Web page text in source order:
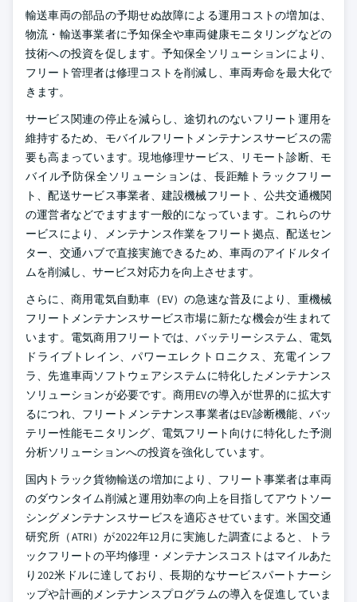
輸送車両の部品の予期せぬ故障による運用コストの増加は、
物流・輸送事業者に予知保全や車両健康モニタリングなどの
技術への投資を促します。予知保全ソリューションにより、
フリート管理者は修理コストを削減し、車両寿命を最大化で
きます。
サービス関連の停止を減らし、途切れのないフリート運用を
維持するため、モバイルフリートメンテナンスサービスの需
要も高まっています。現地修理サービス、リモート診断、モ
バイル予防保全ソリューションは、長距離トラックフリー
ト、配送サービス事業者、建設機械フリート、公共交通機関
の運営者などでますます一般的になっています。これらのサ
ービスにより、メンテナンス作業をフリート拠点、配送セン
ター、交通ハブで直接実施できるため、車両のアイドルタイ
ムを削減し、サービス対応力を向上させます。
さらに、商用電気自動車（EV）の急速な普及により、重機械
フリートメンテナンスサービス市場に新たな機会が生まれて
います。電気商用フリートでは、バッテリーシステム、電気
ドライブトレイン、パワーエレクトロニクス、充電インフ
ラ、先進車両ソフトウェアシステムに特化したメンテナンス
ソリューションが必要です。商用EVの導入が世界的に拡大す
るにつれ、フリートメンテナンス事業者はEV診断機能、バッ
テリー性能モニタリング、電気フリート向けに特化した予測
分析ソリューションへの投資を強化しています。
国内トラック貨物輸送の増加により、フリート事業者は車両
のダウンタイム削減と運用効率の向上を目指してアウトソー
シングメンテナンスサービスを適応させています。米国交通
研究所（ATRI）が2022年12月に実施した調査によると、トラ
ックフリートの平均修理・メンテナンスコストはマイルあた
り202米ドルに達しており、長期的なサービスパートナーシ
ップや計画的メンテナンスプログラムの導入を促進していま